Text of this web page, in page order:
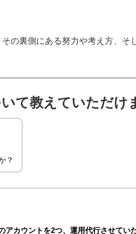
の裏側にある努力や考え方、そ
て教えていただけ
？
カウントを2つ、運用代行させてい